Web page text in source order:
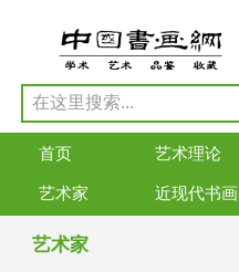
首页 艺术理论
艺术家 近现代书画
艺术家